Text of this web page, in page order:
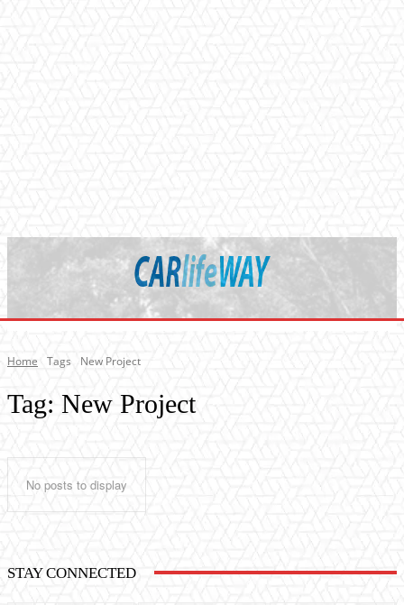
Home Tags New Project
Tag: New Project
No posts to display
STAY CONNECTED